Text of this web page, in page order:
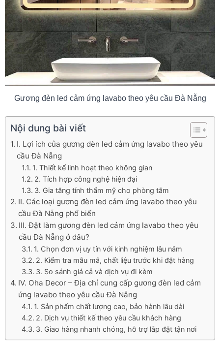
Gương đèn led cảm ứng lavabo theo yêu cầu Đà Nẵng
Nội dung bài viết
I. Lợi ích của gương đèn led cảm ứng lavabo theo yêu
cầu Đà Nẵng
1. Thiết kế linh hoạt theo không gian
2. Tích hợp công nghệ hiện đại
3. Gia tăng tính thẩm mỹ cho phòng tắm
II. Các loại gương đèn led cảm ứng lavabo theo yêu
cầu Đà Nẵng phổ biến
III. Đặt làm gương đèn led cảm ứng lavabo theo yêu
cầu Đà Nẵng ở đâu?
1. Chọn đơn vị uy tín với kinh nghiệm lâu năm
2. Kiểm tra mẫu mã, chất liệu trước khi đặt hàng
3. So sánh giá cả và dịch vụ đi kèm
IV. Oha Decor – Địa chỉ cung cấp gương đèn led cảm
ứng lavabo theo yêu cầu Đà Nẵng
1. Sản phẩm chất lượng cao, bảo hành lâu dài
2. Dịch vụ thiết kế theo yêu cầu khách hàng
3. Giao hàng nhanh chóng, hỗ trợ lắp đặt tận nơi